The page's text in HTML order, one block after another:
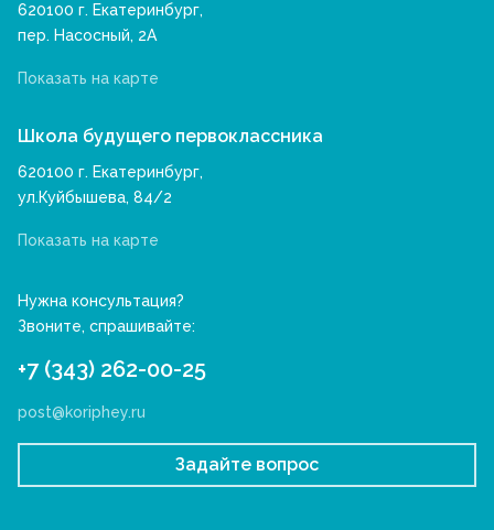
620100 г. Екатеринбург,
пер. Насосный, 2А
Показать на карте
Школа будущего первоклассника
620100 г. Екатеринбург,
ул.Куйбышева, 84/2
Показать на карте
Нужна консультация?
Звоните, спрашивайте:
+7 (343) 262-00-25
post@koriphey.ru
Задайте вопрос